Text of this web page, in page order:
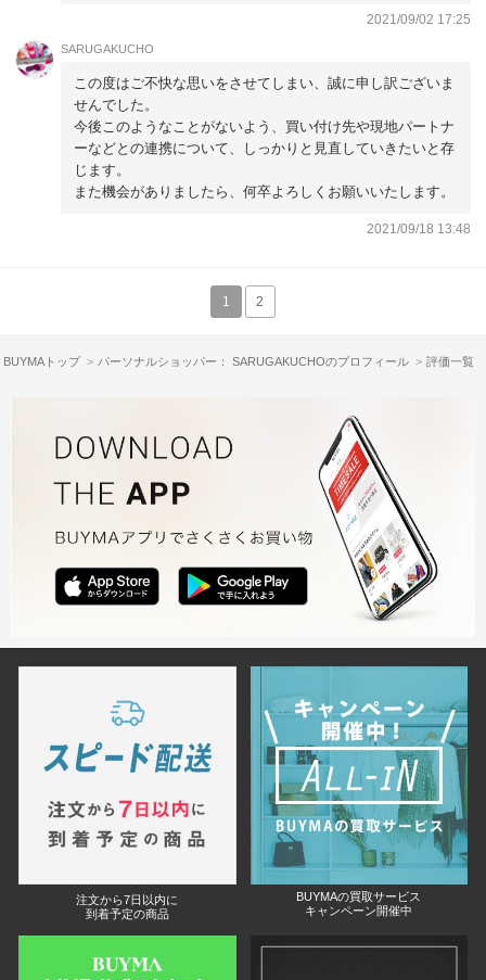
短すぎるためファスナーもとても開けにくく使いにくいで
す。
です、、、
2021/09/02 17:25
SARUGAKUCHO
この度はご不快な思いをさせてしまい、誠に申し訳ございま
せんでした。
今後このようなことがないよう、買い付け先や現地パートナ
ーなどとの連携について、しっかりと見直していきたいと存
じます。
また機会がありましたら、何卒よろしくお願いいたします。
2021/09/18 13:48
1 2
BUYMAトップ パーソナルショッパー： SARUGAKUCHOのプロフィール 評価一覧
注文から7日以内に
到着予定の商品
BUYMAの買取サービス
キャンペーン開催中